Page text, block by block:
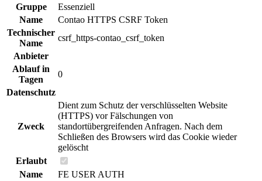
Gruppe
Essenziell
Name
Contao HTTPS CSRF Token
Technischer
Name
csrf_https-contao_csrf_token
Anbieter
Ablauf in
Tagen
0
Datenschutz
Zweck
Dient zum Schutz der verschlüsselten Website
(HTTPS) vor Fälschungen von
standortübergreifenden Anfragen. Nach dem
Schließen des Browsers wird das Cookie wieder
gelöscht
Erlaubt
Name
FE USER AUTH